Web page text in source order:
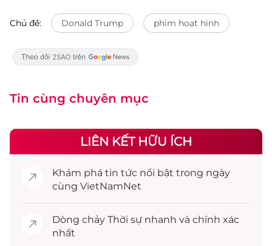
Chủ đề: Donald Trump phim hoạt hình
Tin cùng chuyên mục
LIÊN KẾT HỮU ÍCH
Khám phá tin tức nổi bật trong ngày
cùng VietNamNet
Dòng chảy Thời sự nhanh và chính xác
nhất